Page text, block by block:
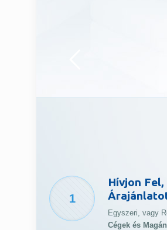
1
Hívjon
Egyszeri, vagy
Cégek és